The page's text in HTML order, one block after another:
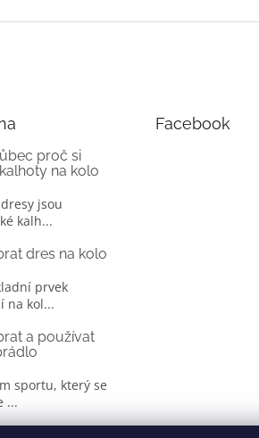
proč si
na kolo
jsou
kalh...
dres na kolo
prvek
na kol...
a používat
sportu, který se
...
Facebook